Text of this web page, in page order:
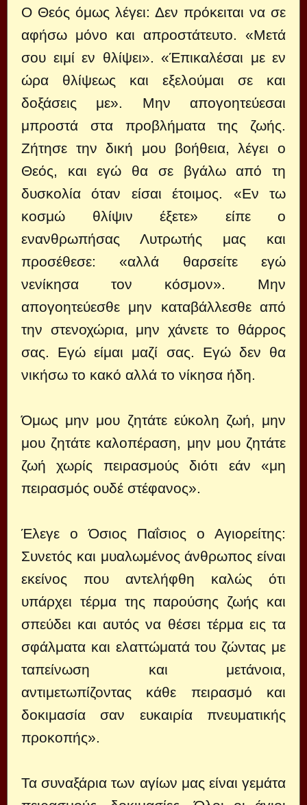
Ο Θεός όμως λέγει: Δεν πρόκειται να σε
αφήσω μόνο και απροστάτευτο. «Μετά
σου ειμί εν θλίψει». «Έπικαλέσαι με εν
ώρα θλίψεως και εξελούμαι σε και
δοξάσεις με». Μην απογοητεύεσαι
μπροστά στα προβλήματα της ζωής.
Ζήτησε την δική μου βοήθεια, λέγει ο
Θεός, και εγώ θα σε βγάλω από τη
δυσκολία όταν είσαι έτοιμος. «Εν τω
κοσμώ θλίψιν έξετε» είπε ο
ενανθρωπήσας Λυτρωτής μας και
προσέθεσε: «αλλά θαρσείτε εγώ
νενίκησα τον κόσμον». Μην
απογοητεύεσθε μην καταβάλλεσθε από
την στενοχώρια, μην χάνετε το θάρρος
σας. Εγώ είμαι μαζί σας. Εγώ δεν θα
νικήσω το κακό αλλά το νίκησα ήδη.
Όμως μην μου ζητάτε εύκολη ζωή, μην
μου ζητάτε καλοπέραση, μην μου ζητάτε
ζωή χωρίς πειρασμούς διότι εάν «μη
πειρασμός ουδέ στέφανος».
Έλεγε ο Όσιος Παΐσιος ο Αγιορείτης:
Συνετός και μυαλωμένος άνθρωπος είναι
εκείνος που αντελήφθη καλώς ότι
υπάρχει τέρμα της παρούσης ζωής και
σπεύδει και αυτός να θέσει τέρμα εις τα
σφάλματα και ελαττώματά του ζώντας με
ταπείνωση και μετάνοια,
αντιμετωπίζοντας κάθε πειρασμό και
δοκιμασία σαν ευκαιρία πνευματικής
προκοπής».
Τα συναξάρια των αγίων μας είναι γεμάτα